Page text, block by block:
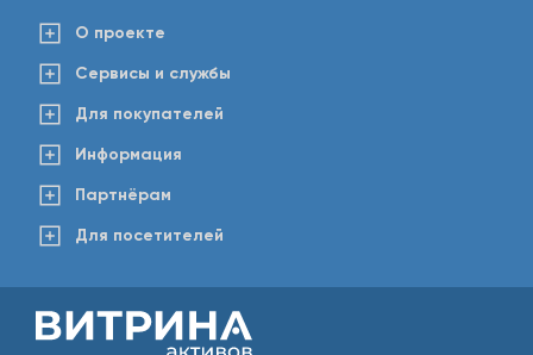
О проекте
Сервисы и службы
Для покупателей
Информация
Партнёрам
Для посетителей